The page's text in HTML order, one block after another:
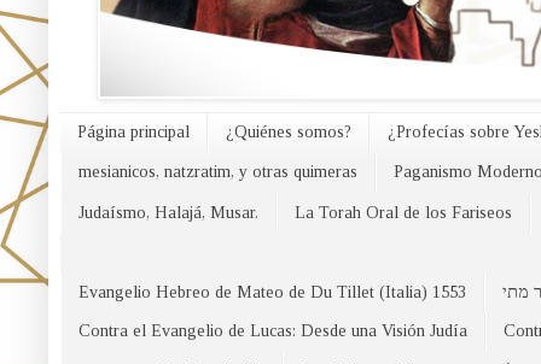
Página principal ¿Quiénes somos? ¿Profecías sobre
mesianicos, natzratim, y otras quimeras Paganismo
Judaísmo, Halajá, Musar. La Torah Oral de los Fariseos
Evangelio Hebreo de Mateo de Du Tillet (Italia) 1553
Contra el Evangelio de Lucas: Desde una Visión Judía